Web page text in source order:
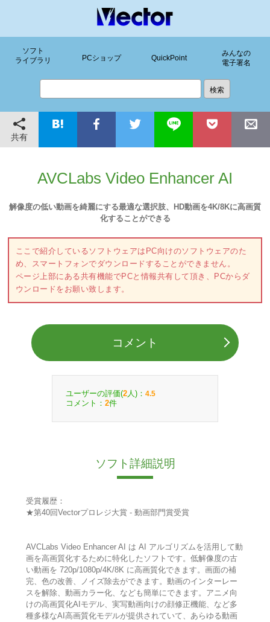
ソフト
ライブラリ
PCショップ QuickPoint
みんなの
電子署名
共有
AVCLabs Video Enhancer AI
解像度の低い動画を綺麗にする最適な選択肢、HD動画を4K/8Kに高画質
化することができる
ここで紹介しているソフトウェアはPC向けのソフトウェアのた
め、スマートフォンでダウンロードすることができません。
ページ上部にある共有機能でPCと情報共有して頂き、PCからダ
ウンロードをお願い致します。
コメント
ユーザーの評価(2 人)： 4.5
コメント： 2件
ソフト詳細説明
受賞履歴：
★第40回Vectorプロレジ大賞 - 動画部門賞受賞
AVCLabs Video Enhancer AI は AI アルゴリズムを活用して動
画を高画質化するために特化したソフトです。低解像度の古
い動画を 720p/1080p/4K/8K に高画質化できます。画面の補
完、色の改善、ノイズ除去ができます。動画のインターレー
スを解除、動画カラー化、なども簡単にできます。アニメ向
けの高画質化AIモデル、実写動画向けの顔修正機能、など多
種多様なAI高画質化モデルが提供されていて、あらゆる動画